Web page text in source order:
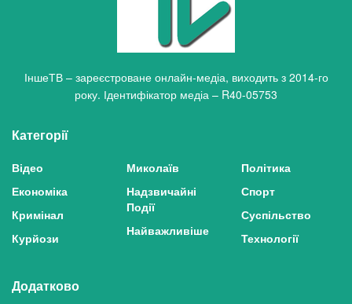
ІншеТВ – зареєстроване онлайн-медіа, виходить з 2014-го
року. Ідентифікатор медіа – R40-05753
Категорії
Відео
Економіка
Кримінал
Курйози
Миколаїв
Надзвичайні
Події
Найважливіше
Політика
Спорт
Суспільство
Технології
Додатково